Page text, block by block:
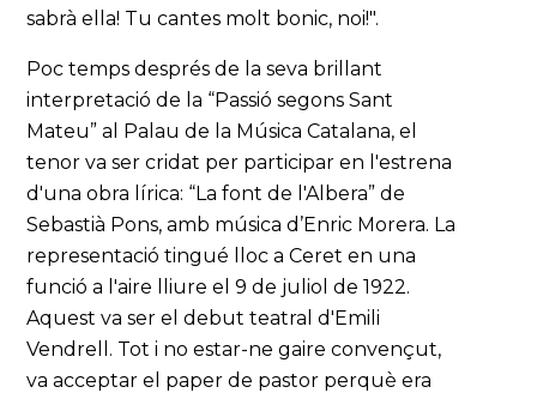
sabrà ella! Tu cantes molt bonic, noi!".
Poc temps després de la seva brillant
interpretació de la “Passió segons Sant
Mateu” al Palau de la Música Catalana, el
tenor va ser cridat per participar en l'estrena
d'una obra lírica: “La font de l'Albera” de
Sebastià Pons, amb música d’Enric Morera. La
representació tingué lloc a Ceret en una
funció a l'aire lliure el 9 de juliol de 1922.
Aquest va ser el debut teatral d'Emili
Vendrell. Tot i no estar-ne gaire convençut,
va acceptar el paper de pastor perquè era